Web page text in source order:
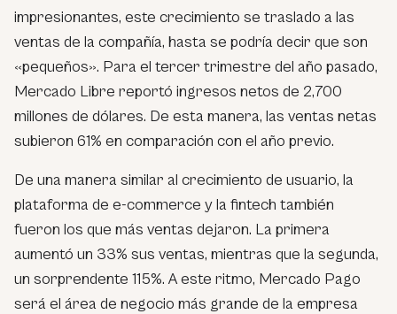
impresionantes, este crecimiento se traslado a las
ventas de la compañía, hasta se podría decir que son
«pequeños». Para el tercer trimestre del año pasado,
Mercado Libre reportó ingresos netos de 2,700
millones de dólares. De esta manera, las ventas netas
subieron 61% en comparación con el año previo.
De una manera similar al crecimiento de usuario, la
plataforma de e-commerce y la fintech también
fueron los que más ventas dejaron. La primera
aumentó un 33% sus ventas, mientras que la segunda,
un sorprendente 115%. A este ritmo, Mercado Pago
será el área de negocio más grande de la empresa